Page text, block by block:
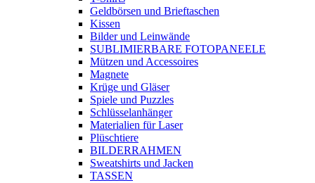
Geldbörsen und Brieftaschen
Kissen
Bilder und Leinwände
SUBLIMIERBARE FOTOPANEELE
Mützen und Accessoires
Magnete
Krüge und Gläser
Spiele und Puzzles
Schlüsselanhänger
Materialien für Laser
Plüschtiere
BILDERRAHMEN
Sweatshirts und Jacken
TASSEN